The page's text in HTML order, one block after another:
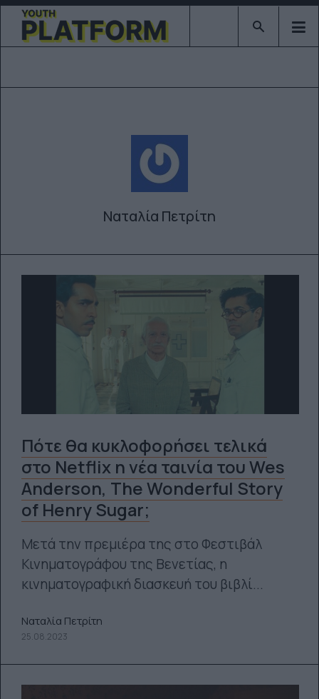
Type 2 or
Ναταλία Πετρίτη
Πότε θα κυκλοφορήσει τελικά
στο Netflix η νέα ταινία του Wes
Anderson, The Wonderful Story
of Henry Sugar;
Μετά την πρεμιέρα της στο Φεστιβάλ
Κινηματογράφου της Βενετίας, η
κινηματογραφική διασκευή του βιβλί...
Ναταλία Πετρίτη
25.08.2023